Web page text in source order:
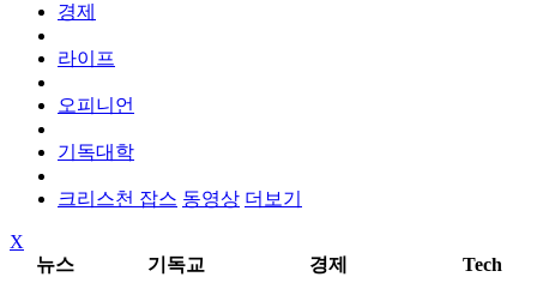
경제
라이프
오피니언
기독대학
크리스천 잡스 동영상 더보기
X
뉴스
기독교 경제 Tech